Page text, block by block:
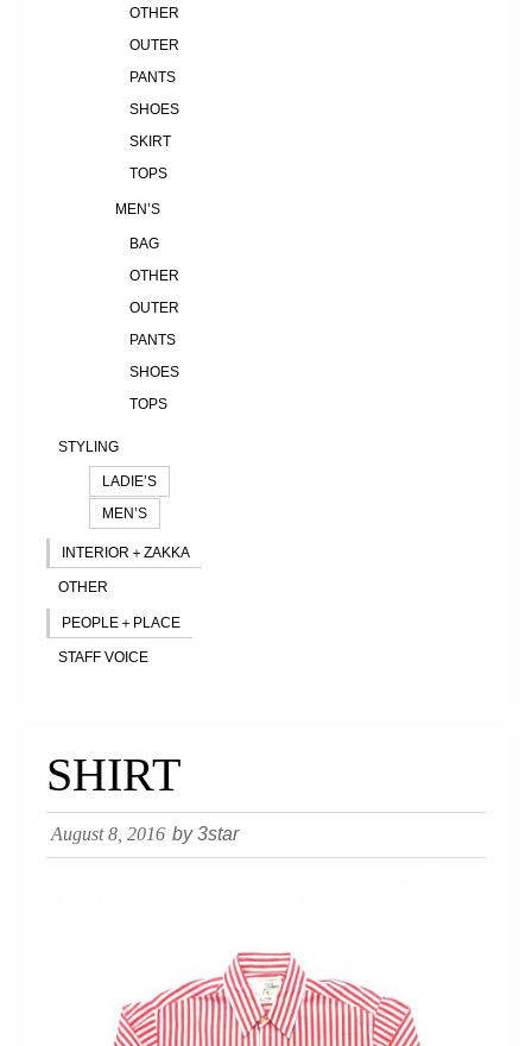
OTHER
OUTER
PANTS
SHOES
SKIRT
TOPS
MEN’S
BAG
OTHER
OUTER
PANTS
SHOES
TOPS
STYLING
LADIE’S
MEN’S
INTERIOR＋ZAKKA
OTHER
PEOPLE＋PLACE
STAFF VOICE
SHIRT
August 8, 2016 by 3star